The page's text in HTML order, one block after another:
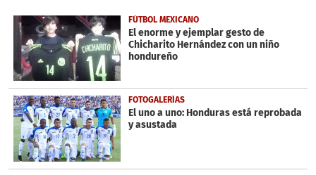
5
minutes,
49
seconds
FÚTBOL MEXICANO
El enorme y ejemplar gesto de
Chicharito Hernández con un niño
hondureño
FOTOGALERÍAS
El uno a uno: Honduras está reprobada
y asustada